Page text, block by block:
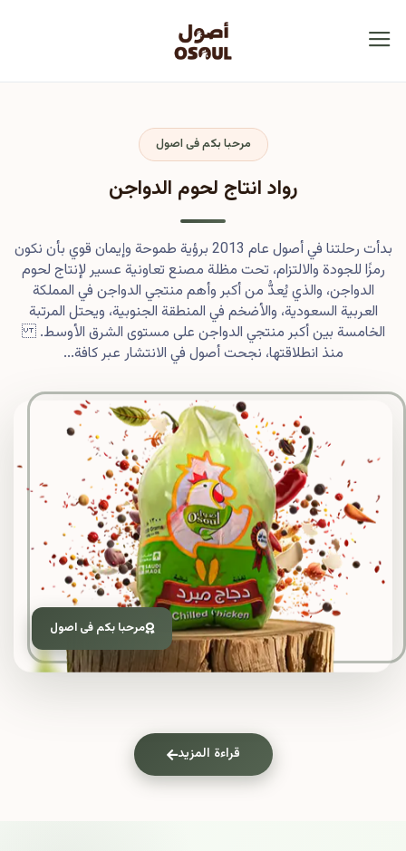
مرحبا بكم فى اصول
مرحبا بكم فى اصول
رواد انتاج لحوم الدواجن
بدأت رحلتنا في أصول عام 2013 برؤية طموحة وإيمان قوي بأن نكون
رمزًا للجودة والالتزام، تحت مظلة مصنع تعاونية عسير لإنتاج لحوم
الدواجن، والذي يُعدُّ من أكبر وأهم منتجي الدواجن في المملكة
العربية السعودية، والأضخم في المنطقة الجنوبية، ويحتل المرتبة
الخامسة بين أكبر منتجي الدواجن على مستوى الشرق الأوسط.
منذ انطلاقتها، نجحت أصول في الانتشار عبر كافة...
قراءة المزيد